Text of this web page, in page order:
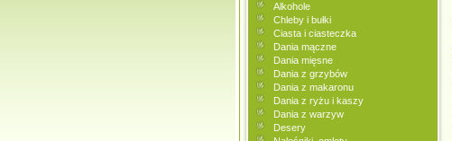
Alkohole
Chleby i bułki
Ciasta i ciasteczka
Dania mączne
Dania mięsne
Dania z grzybów
Dania z makaronu
Dania z ryżu i kaszy
Dania z warzyw
Desery